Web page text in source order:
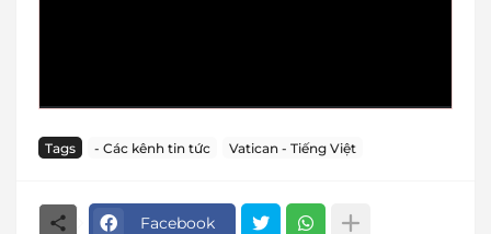
Tags - Các kênh tin tức Vatican - Tiếng Việt
Facebook